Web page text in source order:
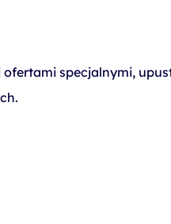
ofertami specjalnymi,